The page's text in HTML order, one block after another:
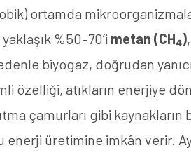
ortamda
%50–70’i metan (CH₄)
biyogaz, doğrudan
özelliği, atıkların enerjiye
çamurları gibi
üretimine imkân verir.